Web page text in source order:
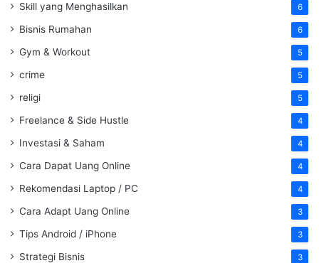
Skill yang Menghasilkan 6
Bisnis Rumahan 6
Gym & Workout 5
crime 5
religi 5
Freelance & Side Hustle 4
Investasi & Saham 4
Cara Dapat Uang Online 4
Rekomendasi Laptop / PC 4
Cara Adapt Uang Online 3
Tips Android / iPhone 3
Strategi Bisnis 3